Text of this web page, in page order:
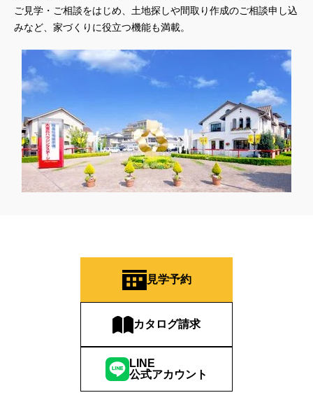
ご見学・ご相談をはじめ、土地探しや間取り作成のご相談申し込
みなど、家づくりに役立つ機能も満載。
見学予約
カタログ請求
LINE
公式アカウント